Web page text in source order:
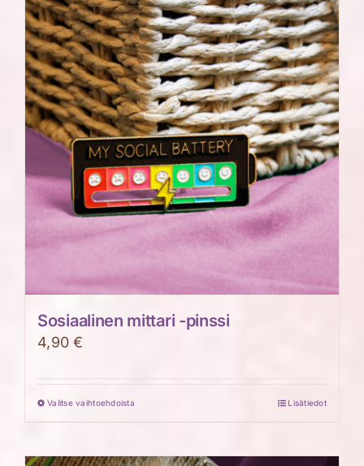
Sosiaalinen mittari -pinssi
4,90€
Valitse vaihtoehdoistaTällä
on
Lisätiedot